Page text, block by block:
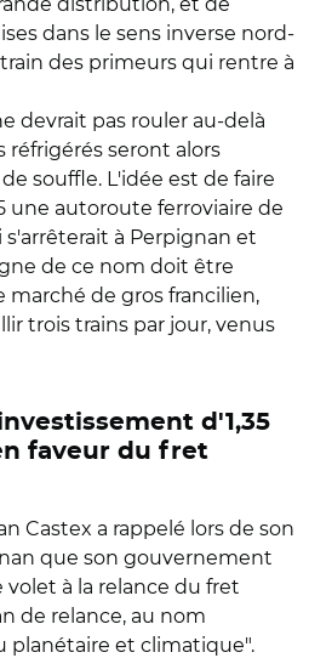
dans le sens inverse nord-
des primeurs qui rentre à
devrait pas rouler au-delà
réfrigérés seront alors
souffle. L'idée est de faire
une autoroute ferroviaire de
s'arrêterait à Perpignan et
de ce nom doit être
marché de gros francilien,
trois trains par jour, venus
d'1,35
faveur du fret
Castex a rappelé lors de son
que son gouvernement
volet à la relance du fret
de relance, au nom
planétaire et climatique".